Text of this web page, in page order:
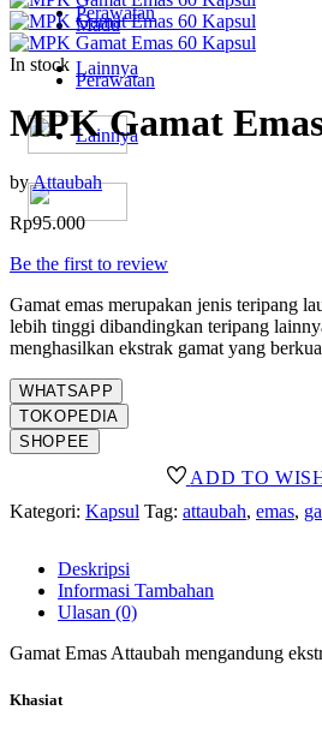
Perawatan
Lainnya
Madu
Perawatan
Lainnya
In stock
MPK Gamat
byAttaubah
Rp95.000
Be the first to review
Gamat emas merupakan jenis teripang
lebih tinggi dibandingkan teripang
menghasilkan ekstrak gamat yang
WHATSAPP
TOKOPEDIA
SHOPEE
ADD TO
Kategori: Kapsul Tag: attaubah, emas,
Deskripsi
Informasi Tambahan
Ulasan (0)
Gamat Emas Attaubah mengandung
Khasiat